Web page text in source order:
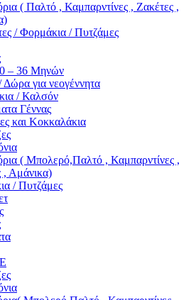
( Παλτό , Καμπαρντίνες , Ζακέτες ,
/ Φορμάκια / Πυτζάμες
– 36 Μηνών
Δώρα για νεογέννητα
/ Καλσόν
Γέννας
και Κοκκαλάκια
( Μπολερό,Παλτό , Καμπαρντίνες ,
, Αμάνικα)
/ Πυτζάμες